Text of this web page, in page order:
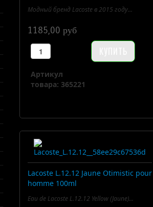
Модный бренд Lacoste в 2015 году...
1185,00 руб
Артикул
товара: 365221
Lacoste L.12.12 Jaune Otimistic pour
homme 100ml
Eau de Lacoste L.12.12 Yellow (Jaune)...